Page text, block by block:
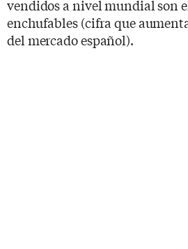
vendidos a nivel mundial son
enchufables (cifra que
del mercado español).